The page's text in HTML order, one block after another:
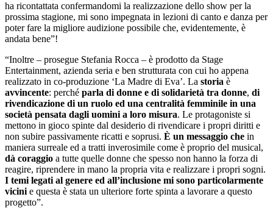
ha ricontattata confermandomi la realizzazione dello show per la
prossima stagione, mi sono impegnata in lezioni di canto e danza per
poter fare la migliore audizione possibile che, evidentemente, è
andata bene”!
“Inoltre – prosegue Stefania Rocca – è prodotto da Stage
Entertainment, azienda seria e ben strutturata con cui ho appena
realizzato in co-produzione ‘La Madre di Eva’. La storia è
avvincente: perché parla di donne e di solidarietà tra donne, di
rivendicazione di un ruolo ed una centralità femminile in una
società pensata dagli uomini a loro misura. Le protagoniste si
mettono in gioco spinte dal desiderio di rivendicare i propri diritti e
non subire passivamente ricatti e soprusi. È un messaggio che in
maniera surreale ed a tratti inverosimile come è proprio del musical,
dà coraggio a tutte quelle donne che spesso non hanno la forza di
reagire, riprendere in mano la propria vita e realizzare i propri sogni.
I temi legati al genere ed all’inclusione mi sono particolarmente
vicini e questa è stata un ulteriore forte spinta a lavorare a questo
progetto”.